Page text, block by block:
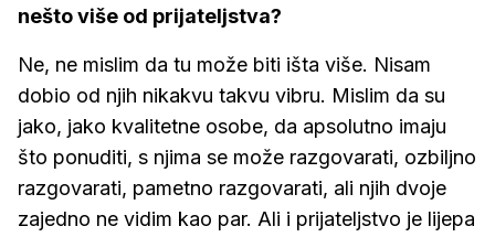
nešto više od prijateljstva?
Ne, ne mislim da tu može biti išta više. Nisam
dobio od njih nikakvu takvu vibru. Mislim da su
jako, jako kvalitetne osobe, da apsolutno imaju
što ponuditi, s njima se može razgovarati, ozbiljno
razgovarati, pametno razgovarati, ali njih dvoje
zajedno ne vidim kao par. Ali i prijateljstvo je lijepa